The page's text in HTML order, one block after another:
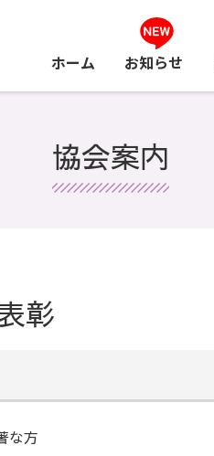
ホーム お知らせ
協会案内
彰
な方